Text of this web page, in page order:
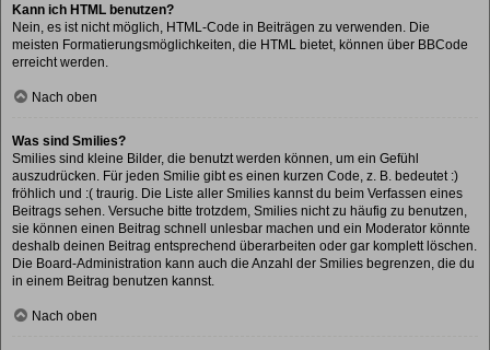
Kann ich HTML benutzen?
Nein, es ist nicht möglich, HTML-Code in Beiträgen zu verwenden. Die
meisten Formatierungsmöglichkeiten, die HTML bietet, können über BBCode
erreicht werden.
Nach oben
Was sind Smilies?
Smilies sind kleine Bilder, die benutzt werden können, um ein Gefühl
auszudrücken. Für jeden Smilie gibt es einen kurzen Code, z. B. bedeutet :)
fröhlich und :( traurig. Die Liste aller Smilies kannst du beim Verfassen eines
Beitrags sehen. Versuche bitte trotzdem, Smilies nicht zu häufig zu benutzen,
sie können einen Beitrag schnell unlesbar machen und ein Moderator könnte
deshalb deinen Beitrag entsprechend überarbeiten oder gar komplett löschen.
Die Board-Administration kann auch die Anzahl der Smilies begrenzen, die du
in einem Beitrag benutzen kannst.
Nach oben